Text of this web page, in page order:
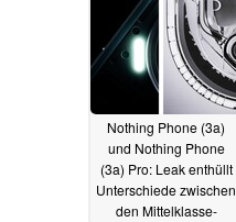
18.02.2025
Nothing Phone (3a)
und Nothing Phone
(3a) Pro: Leak enthüllt
Unterschiede zwischen
den Mittelklasse-